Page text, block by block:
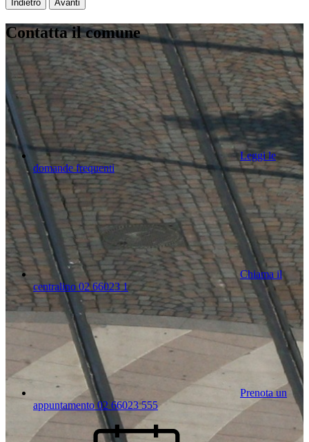
Indietro Avanti
Contatta il comune
Leggi le
domande frequenti
Chiama il
centralino 02 66023 1
Prenota un
appuntamento 02 66023 555